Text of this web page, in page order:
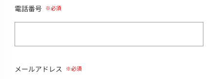
電話番号
メールアドレス